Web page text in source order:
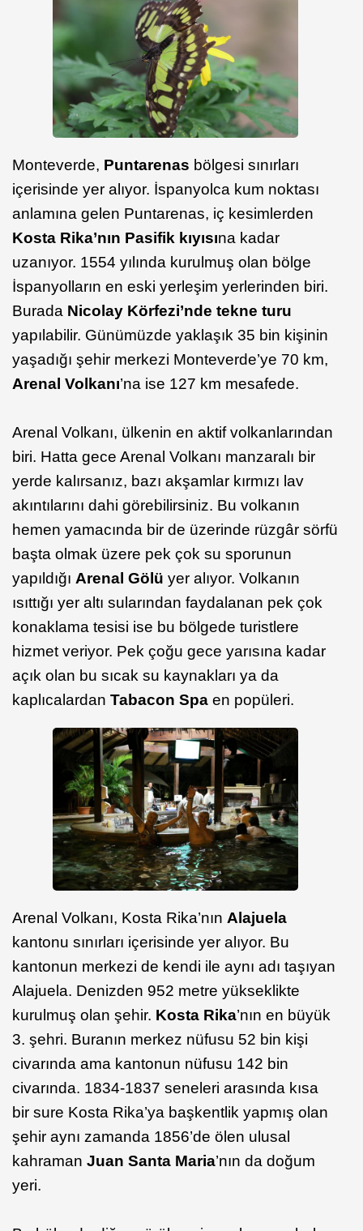
Monteverde, Puntarenas bölgesi sınırları
içerisinde yer alıyor. İspanyolca kum noktası
anlamına gelen Puntarenas, iç kesimlerden
Kosta Rika’nın Pasifik kıyısına kadar
uzanıyor. 1554 yılında kurulmuş olan bölge
İspanyolların en eski yerleşim yerlerinden biri.
Burada Nicolay Körfezi’nde tekne turu
yapılabilir. Günümüzde yaklaşık 35 bin kişinin
yaşadığı şehir merkezi Monteverde’ye 70 km,
Arenal Volkanı’na ise 127 km mesafede.
Arenal Volkanı, ülkenin en aktif volkanlarından
biri. Hatta gece Arenal Volkanı manzaralı bir
yerde kalırsanız, bazı akşamlar kırmızı lav
akıntılarını dahi görebilirsiniz. Bu volkanın
hemen yamacında bir de üzerinde rüzgâr sörfü
başta olmak üzere pek çok su sporunun
yapıldığı Arenal Gölü yer alıyor. Volkanın
ısıttığı yer altı sularından faydalanan pek çok
konaklama tesisi ise bu bölgede turistlere
hizmet veriyor. Pek çoğu gece yarısına kadar
açık olan bu sıcak su kaynakları ya da
kaplıcalardan Tabacon Spa en popüleri.
Arenal Volkanı, Kosta Rika’nın Alajuela
kantonu sınırları içerisinde yer alıyor. Bu
kantonun merkezi de kendi ile aynı adı taşıyan
Alajuela. Denizden 952 metre yükseklikte
kurulmuş olan şehir. Kosta Rika’nın en büyük
3. şehri. Buranın merkez nüfusu 52 bin kişi
civarında ama kantonun nüfusu 142 bin
civarında. 1834-1837 seneleri arasında kısa
bir sure Kosta Rika’ya başkentlik yapmış olan
şehir aynı zamanda 1856’de ölen ulusal
kahraman Juan Santa Maria’nın da doğum
yeri.